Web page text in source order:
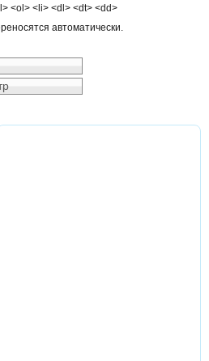
<ol> <li> <dl> <dt> <dd>
автоматически.